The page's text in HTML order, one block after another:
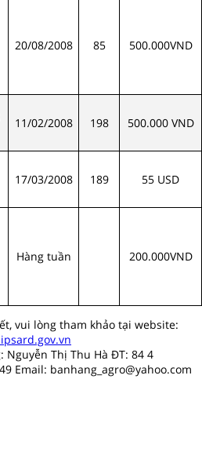
20/08/2008 85 500.000VND
11/02/2008 198 500.000 VND
17/03/2008 189 55 USD
Hàng tuần 200.000VND
vui lòng tham khảo tại website:
Nguyễn Thị Thu Hà ĐT: 84 4
Email: banhang_agro@yahoo.com